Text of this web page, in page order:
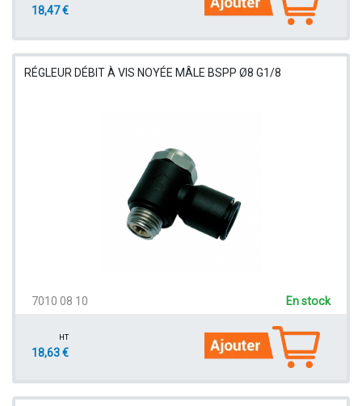
18,47 €
RÉGLEUR DÉBIT À VIS NOYÉE MÂLE BSPP Ø8 G1/8
7010 08 10 En stock
HT
18,63 €